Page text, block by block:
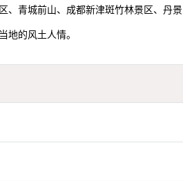
、青城前山、成都新津斑竹林景区、丹景
地的风土人情。